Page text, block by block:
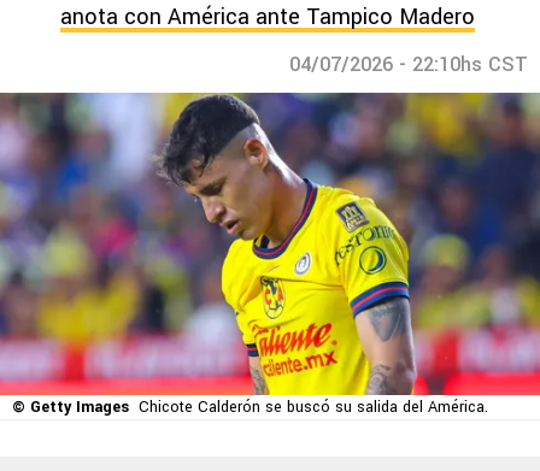
anota con América ante Tampico Madero
04/07/2026 - 22:10hs CST
© Getty Images Chicote Calderón se buscó su salida del América.